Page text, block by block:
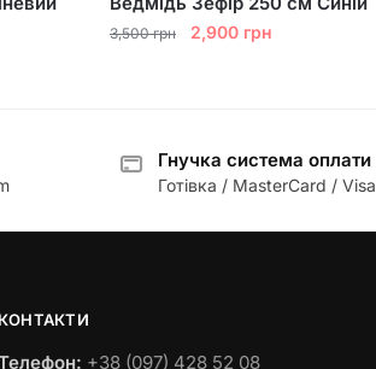
3,500грн
Оригінальна
2,900 грнПоточна
Гнучка система оплати
Готівка / MasterCard / Visa
+38 (097) 428 52 08